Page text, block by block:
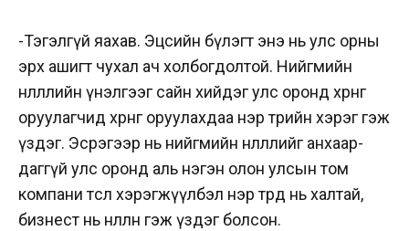
-Тэгэлгүй яахав. Эцсийн бү­лэгт энэ нь улс орны
эрх ашигт чухал ач холбогдолтой. Нийгмийн
нөлөөллийн үнэлгээг сайн хийдэг улс оронд хөрөнгө
оруулагчид хөрөнгөө оруулахдаа нэр төрийн хэрэг гэж
үздэг. Эсрэгээр нь нийгмийн нөлөөллийг анхаар­
даггүй улс оронд аль нэгэн олон улсын том
компани төсөл хэрэг­жүүлбэл нэр төрд нь халтай,
бизнест нь нөлөөлнө гэж үздэг болсон.